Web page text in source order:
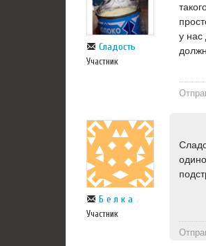
Сладость
Участник
у нас
Б е л к а
Участник